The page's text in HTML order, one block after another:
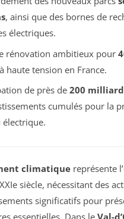
, ainsi que des bornes de
électriques.
rénovation ambitieux pour
haute tension en France.
de près de200
cumulés pour la
électrique.
climatique représente
siècle, nécessitant des
significatifs pour
essentielles. Dans le Val-